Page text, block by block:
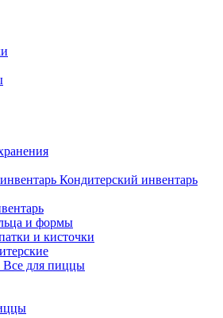
Кондитерский инвентарь
и формы
и кисточки
Все для пиццы